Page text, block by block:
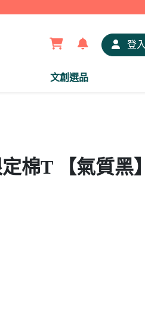
登入
文創選品
定棉T 【氣質黑